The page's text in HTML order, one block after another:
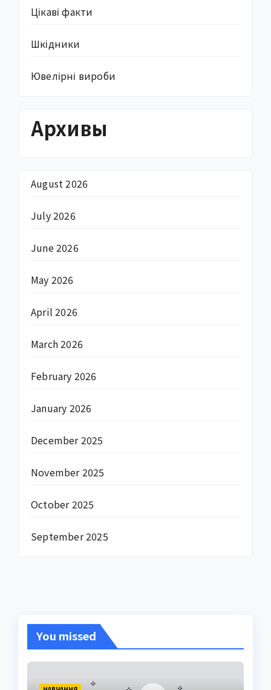
Цікаві факти
Шкідники
Ювелірні вироби
Архивы
August 2026
July 2026
June 2026
May 2026
April 2026
March 2026
February 2026
January 2026
December 2025
November 2025
October 2025
September 2025
You missed